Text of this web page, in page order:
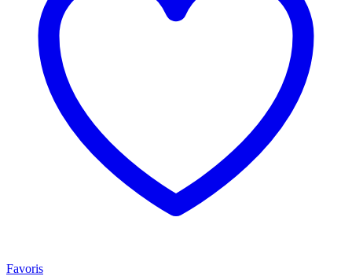
Favoris